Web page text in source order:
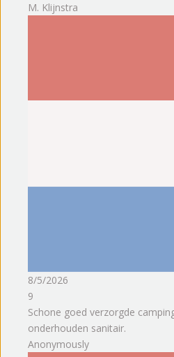
M. Klijnstra
8/5/2026
9
Schone goed verzorgde
onderhouden sanitair.
Anonymously